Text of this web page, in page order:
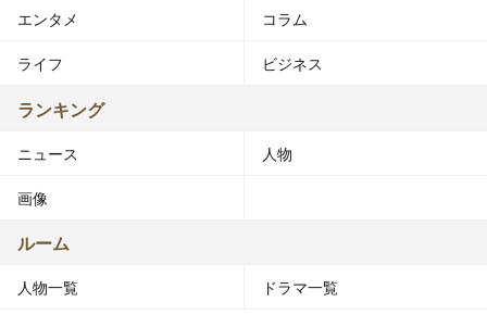
エンタメ コラム
ライフ ビジネス
ランキング
ニュース 人物
画像
ルーム
人物一覧 ドラマ一覧